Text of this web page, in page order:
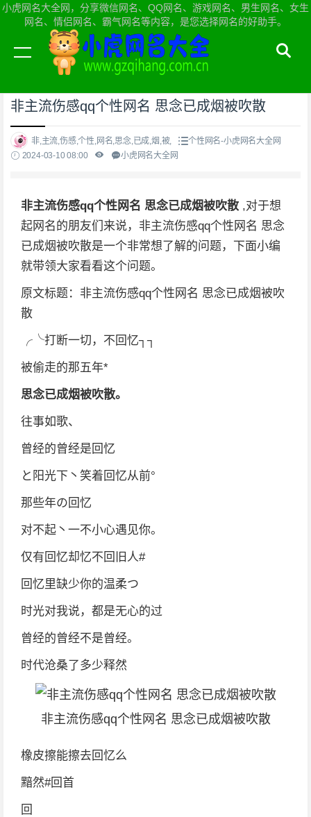
小虎网名大全网，分享微信网名、QQ网名、游戏网名、男生网名、女生
网名、情侣网名、霸气网名等内容，是您选择网名的好助手。
当前位置：小虎网名大全网首页>个性网名
非主流伤感qq个性网名 思念已成烟被吹散
非,主流,伤感,个性,网名,思念,已成,烟,被,
个性网名-小虎网名大全网
2024-03-10 08:00
小虎网名大全网
非主流伤感qq个性网名 思念已成烟被吹散 ,对于想
起网名的朋友们来说，非主流伤感qq个性网名 思念
已成烟被吹散是一个非常想了解的问题，下面小编
就带领大家看看这个问题。
原文标题：非主流伤感qq个性网名 思念已成烟被吹
散
╭╰打断一切，不回忆┐┐
被偷走的那五年*
思念已成烟被吹散。
往事如歌、
曾经的曾经是回忆
と阳光下丶笑着回忆从前°
那些年の回忆
对不起丶一不小心遇见你。
仅有回忆却忆不回旧人#
回忆里缺少你的温柔つ
时光对我说，都是无心的过
曾经的曾经不是曾经。
时代沧桑了多少释然
非主流伤感qq个性网名 思念已成烟被吹散
橡皮擦能擦去回忆么
黯然#回首
回